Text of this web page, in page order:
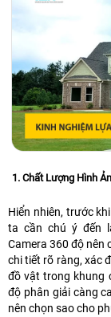
1. Chất Lượng Hình
Hiển nhiên, trước
ta cần chú ý đến
Camera 360 độ nên
chi tiết rõ ràng, xác
đồ vật trong khung
độ phân giải càng
nên chọn sao cho